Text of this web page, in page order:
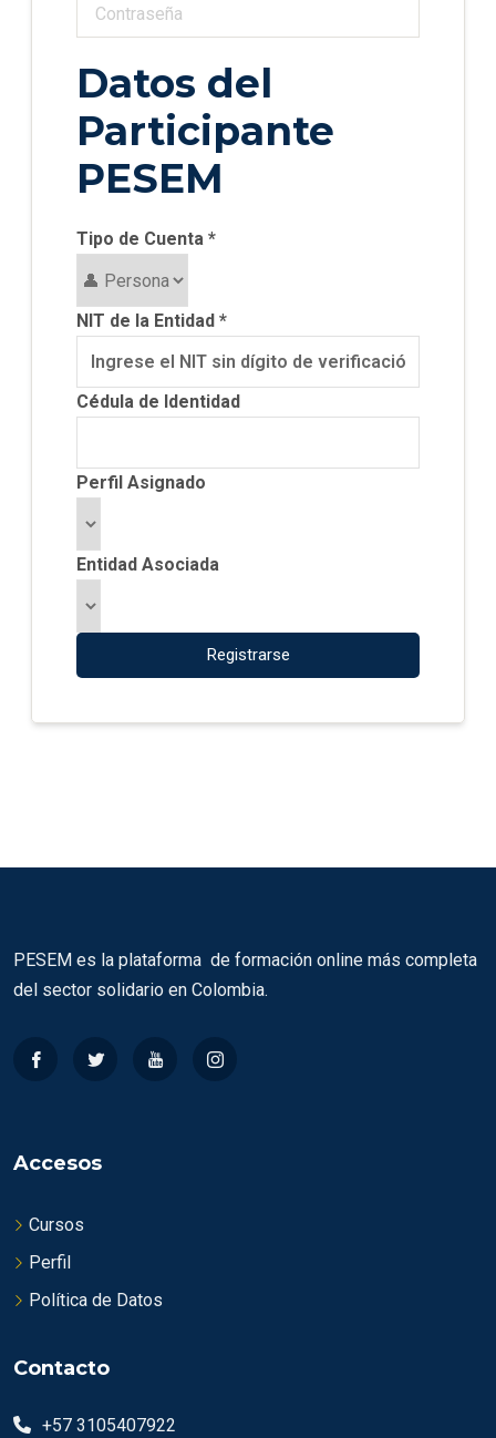
Datos del
Participante
PESEM
Tipo de Cuenta *
NIT de la Entidad *
Cédula de Identidad
Perfil Asignado
Entidad Asociada
Registrarse
PESEM es la plataforma de formación online más completa
del sector solidario en Colombia.
Accesos
Cursos
Perfil
Política de Datos
Contacto
+57 3105407922